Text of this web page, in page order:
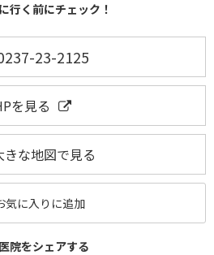
行く前にチェック！
23-2125
を見る
きな地図で見る
気に入りに追加
院をシェアする